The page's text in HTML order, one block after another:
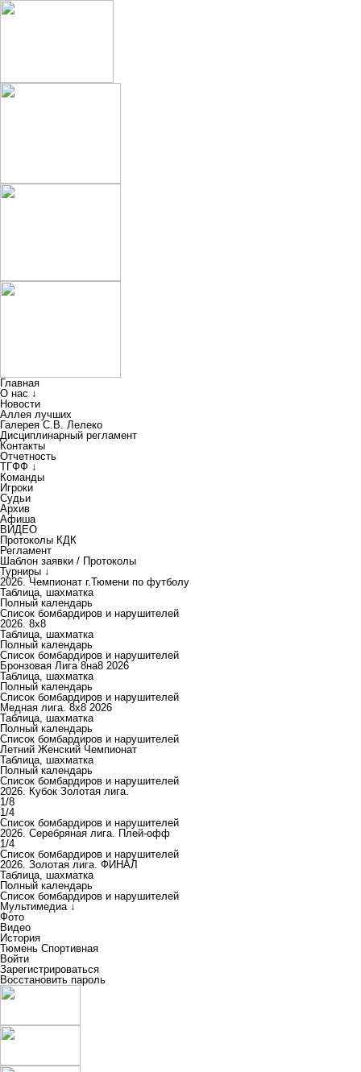
Главная
О нас ↓
Новости
Аллея лучших
Галерея С.В. Лелеко
Дисциплинарный регламент
Контакты
Отчетность
ТГФФ ↓
Команды
Игроки
Судьи
Архив
Афиша
ВИДЕО
Протоколы КДК
Регламент
Шаблон заявки / Протоколы
Турниры ↓
2026. Чемпионат г.Тюмени по футболу
Таблица, шахматка
Полный календарь
Список бомбардиров и нарушителей
2026. 8х8
Таблица, шахматка
Полный календарь
Список бомбардиров и нарушителей
Бронзовая Лига 8на8 2026
Таблица, шахматка
Полный календарь
Список бомбардиров и нарушителей
Медная лига. 8x8 2026
Таблица, шахматка
Полный календарь
Список бомбардиров и нарушителей
Летний Женский Чемпионат
Таблица, шахматка
Полный календарь
Список бомбардиров и нарушителей
2026. Кубок Золотая лига.
1/8
1/4
Список бомбардиров и нарушителей
2026. Серебряная лига. Плей-офф
1/4
Список бомбардиров и нарушителей
2026. Золотая лига. ФИНАЛ
Таблица, шахматка
Полный календарь
Список бомбардиров и нарушителей
Мультимедиа ↓
Фото
Видео
История
Тюмень Спортивная
Войти
Зарегистрироваться
Восстановить пароль